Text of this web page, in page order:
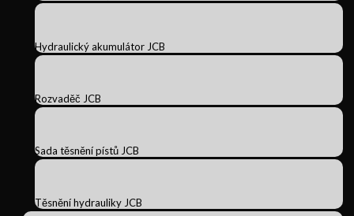
Hydraulický akumulátor JCB
Rozvaděč JCB
Sada těsnění pístů JCB
Těsnění hydrauliky JCB